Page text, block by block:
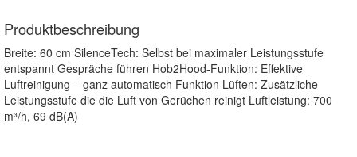
Produktbeschreibung
Breite: 60 cm SilenceTech: Selbst bei maximaler Leistungsstufe
entspannt Gespräche führen Hob2Hood-Funktion: Effektive
Luftreinigung – ganz automatisch Funktion Lüften: Zusätzliche
Leistungsstufe die die Luft von Gerüchen reinigt Luftleistung: 700
m³/h, 69 dB(A)